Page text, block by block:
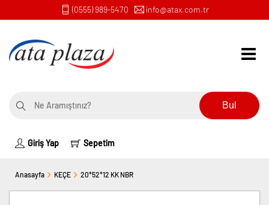
(0555) 989-5470 info@atax.com.tr
Bul
Giriş Yap Sepetim
Anasayfa KEÇE 20*52*12 KK NBR